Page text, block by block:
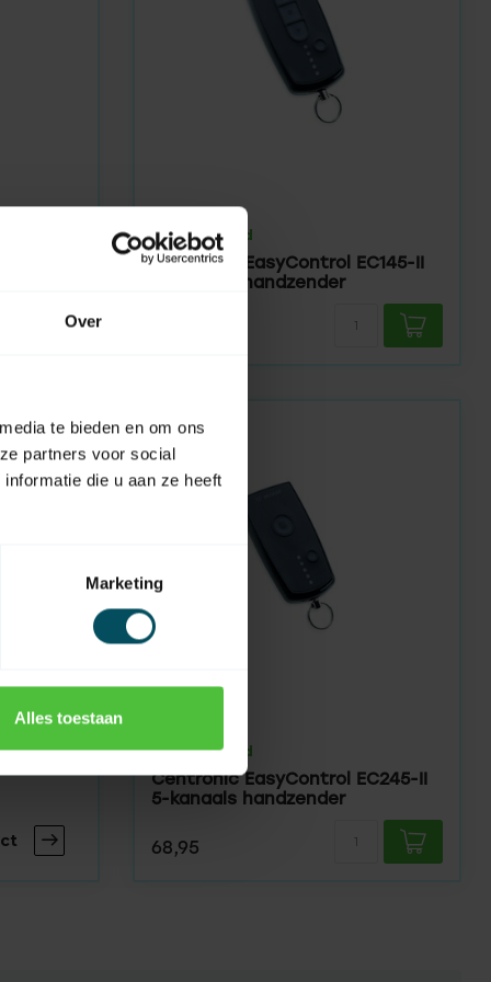
Over
te bieden en om ons
partners voor social
die u aan ze heeft
Marketing
Alles toestaan
Op voorraad
Centronic EasyControl EC145-II
5-kanaals handzender
II Op voorraad
Centronic EasyControl EC245-II
5-kanaals handzender
68,95